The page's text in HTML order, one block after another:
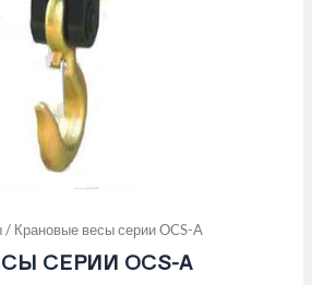
/ Крановые весы серии OCS-A
СЕРИИ OCS-A